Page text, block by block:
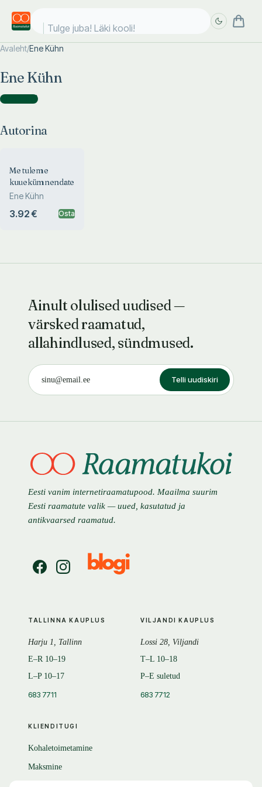
Tulge juba! Läki kooli!
Avaleht/Ene Kühn
Ene Kühn
Autorina )
Autorina
Me tuleme
kuuekümnendatest...
Ene Kühn
3.92 € Osta
Ainult olulised uudised —
värsked raamatud,
allahindlused, sündmused.
Telli uudiskiri
Eesti vanim internetiraamatupood. Maailma suurim
Eesti raamatute valik — uued, kasutatud ja
antikvaarsed raamatud.
KLIENDITUGI
Kohaletoimetamine
Maksmine
TALLINNA KAUPLUS
Harju 1, Tallinn
E–R 10–19
L–P 10–17
683 7711
VILJANDI KAUPLUS
Lossi 28, Viljandi
T–L 10–18
P–E suletud
683 7712